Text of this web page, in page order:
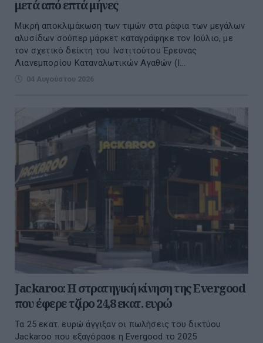
μετά από επτά μήνες
Μικρή αποκλιμάκωση των τιμών στα ράφια των μεγάλων
αλυσίδων σούπερ μάρκετ καταγράφηκε τον Ιούλιο, με
τον σχετικό δείκτη του Ινστιτούτου Έρευνας
Λιανεμπορίου Καταναλωτικών Αγαθών (Ι...
04 Αυγούστου 2026
Jackaroo: Η στρατηγική κίνηση της Evergood
που έφερε τζίρο 24,8 εκατ. ευρώ
Τα 25 εκατ. ευρώ άγγιξαν οι πωλήσεις του δικτύου
Jackaroo που εξαγόρασε η Evergood το 2025